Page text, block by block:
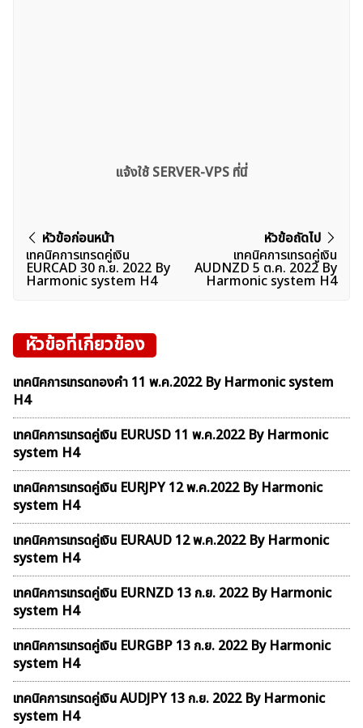
ค้นหา
สำหรับ:
แจ้งใช้ SERVER-VPS ที่นี่
แนะแนว
เรื่อง
หัวข้อก่อนหน้า
เทคนิคการเทรดคู่เงิน
EURCAD 30 ก.ย. 2022 By
Harmonic system H4
หัวข้อถัดไป
เทคนิคการเทรดคู่เงิน
AUDNZD 5 ต.ค. 2022 By
Harmonic system H4
หัวข้อที่เกี่ยวข้อง
เทคนิคการเทรดทองคำ 11 พ.ค.2022 By Harmonic system
H4
เทคนิคการเทรดคู่เงิน EURUSD 11 พ.ค.2022 By Harmonic
system H4
เทคนิคการเทรดคู่เงิน EURJPY 12 พ.ค.2022 By Harmonic
system H4
เทคนิคการเทรดคู่เงิน EURAUD 12 พ.ค.2022 By Harmonic
system H4
เทคนิคการเทรดคู่เงิน EURNZD 13 ก.ย. 2022 By Harmonic
system H4
เทคนิคการเทรดคู่เงิน EURGBP 13 ก.ย. 2022 By Harmonic
system H4
เทคนิคการเทรดคู่เงิน AUDJPY 13 ก.ย. 2022 By Harmonic
system H4